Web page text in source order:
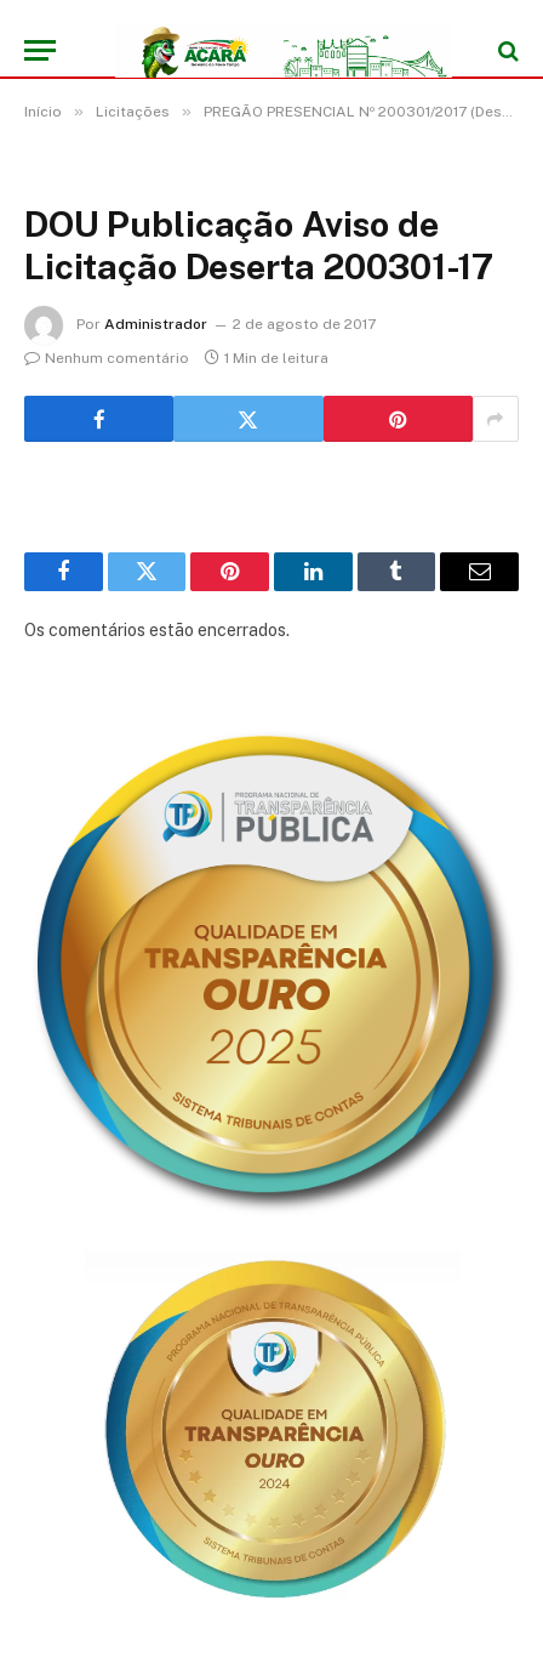
Início » Licitações » PREGÃO PRESENCIAL Nº 200301/2017 (Deserto)
DOU Publicação Aviso de
Licitação Deserta 200301-17
Por Administrador
2 de agosto de 2017
Nenhum comentário
1 Min de leitura
FacebookTwitter Pinterest LinkedInTumblr
E-
Os comentários estão encerrados.